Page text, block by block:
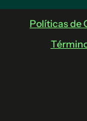
Políticas de